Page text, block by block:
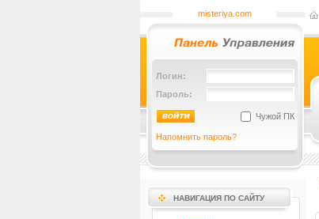
misteriya.com
Логин:
Пароль:
Чужой ПК
Напомнить пароль?
НАВИГАЦИЯ ПО САЙТУ